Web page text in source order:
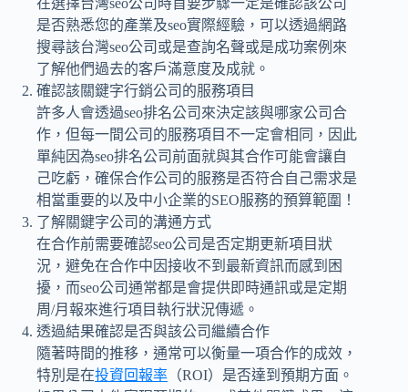
在選擇台灣seo公司時首要步驟一定是確認該公司
是否熟悉您的產業及seo實際經驗，可以透過網路
搜尋該台灣seo公司或是查詢名聲或是成功案例來
了解他們過去的客戶滿意度及成就。
確認該關鍵字行銷公司的服務項目
許多人會透過seo排名公司來決定該與哪家公司合
作，但每一間公司的服務項目不一定會相同，因此
單純因為seo排名公司前面就與其合作可能會讓自
己吃虧，確保合作公司的服務是否符合自己需求是
相當重要的以及中小企業的SEO服務的預算範圍！
了解關鍵字公司的溝通方式
在合作前需要確認seo公司是否定期更新項目狀
況，避免在合作中因接收不到最新資訊而感到困
擾，而seo公司通常都是會提供即時通訊或是定期
周/月報來進行項目執行狀況傳遞。
透過結果確認是否與該公司繼續合作
隨著時間的推移，通常可以衡量一項合作的成效，
特別是在投資回報率 （ROI）是否達到預期方面。